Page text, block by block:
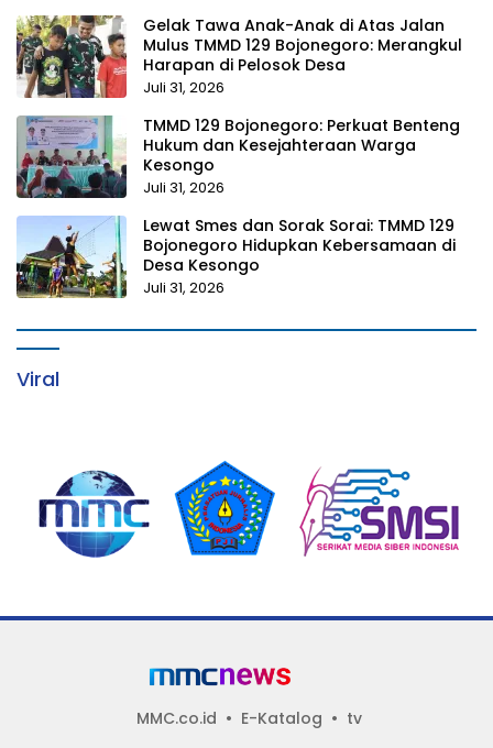
Gelak Tawa Anak-Anak di Atas Jalan
Mulus TMMD 129 Bojonegoro: Merangkul
Harapan di Pelosok Desa
Juli 31, 2026
TMMD 129 Bojonegoro: Perkuat Benteng
Hukum dan Kesejahteraan Warga
Kesongo
Juli 31, 2026
Lewat Smes dan Sorak Sorai: TMMD 129
Bojonegoro Hidupkan Kebersamaan di
Desa Kesongo
Juli 31, 2026
Viral
MMC.co.id E-Katalog tv